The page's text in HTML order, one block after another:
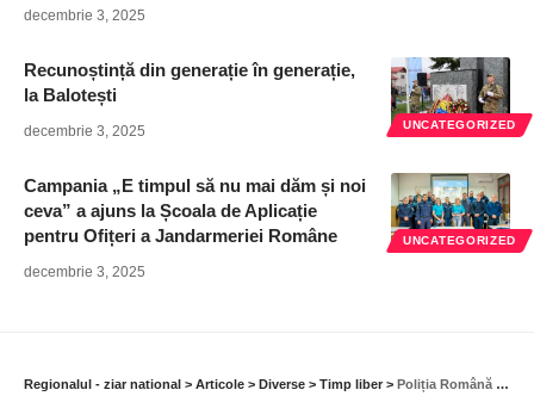
decembrie 3, 2025
UNCATEGORIZED
Recunoștință din generație în generație,
la Balotești
decembrie 3, 2025
UNCATEGORIZED
Campania „E timpul să nu mai dăm și noi
ceva” a ajuns la Școala de Aplicație
pentru Ofițeri a Jandarmeriei Române
decembrie 3, 2025
Regionalul - ziar national > Articole > Diverse > Timp liber > Poliția Română desfășoară campania ”Împreună pentru o vacanță în siguranță”